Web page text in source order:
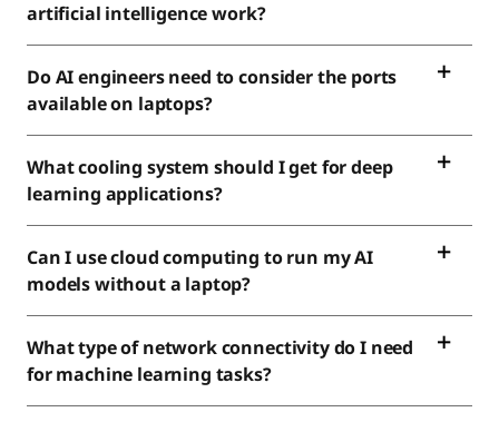
artificial intelligence work?
Do AI engineers need to consider the ports
available on laptops?
What cooling system should I get for deep
learning applications?
Can I use cloud computing to run my AI
models without a laptop?
What type of network connectivity do I need
for machine learning tasks?